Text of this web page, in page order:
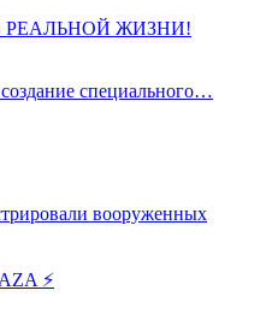
В РЕАЛЬНОЙ ЖИЗНИ!
специального…
вооруженных
⚡️